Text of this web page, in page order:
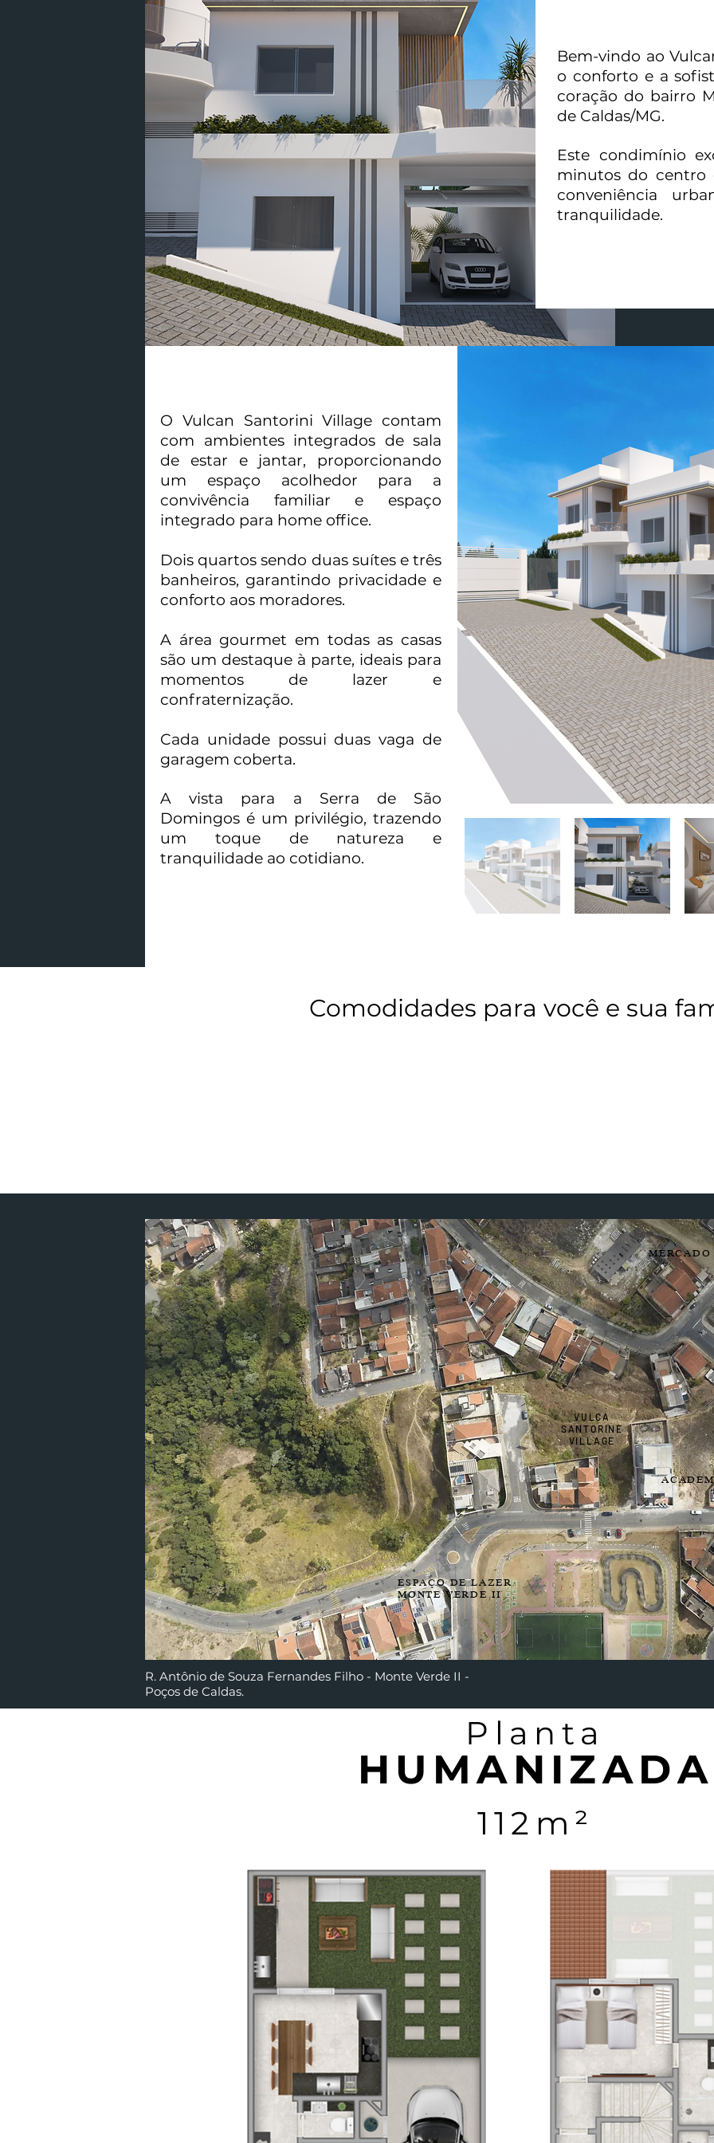
Bem-vindo ao
o conforto e a
coração do bairro
de Caldas/MG.
Este condimínio
minutos do centro
conveniência
tranquilidade.
O Vulcan Santorini Village contam
com ambientes integrados de sala
de estar e jantar, proporcionando
um espaço acolhedor para a
convivência familiar e espaço
integrado para home office.
Dois quartos sendo duas suítes e três
banheiros, garantindo privacidade e
conforto aos moradores.
A área gourmet em todas as casas
são um destaque à parte, ideais para
momentos de lazer e
confraternização.
Cada unidade possui duas vaga de
garagem coberta.
A vista para a Serra de São
Domingos é um privilégio, trazendo
um toque de natureza e
tranquilidade ao cotidiano.
Comodidades para você e sua
MERCADO
VULCA
SANTORINE
VILLAGE
ESPAÇO DE LAZER
MONTE VERDE II
R. Antônio de Souza Fernandes Filho - Monte Verde II -
Poços de Caldas.
Planta
HUMANIZADA
112m²